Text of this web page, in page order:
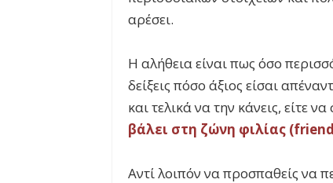
αρέσει.
Η αλήθεια είναι πως όσο
δείξεις πόσο άξιος είσαι
και τελικά να την κάνεις, είτε
βάλει στη ζώνη φιλίας (friend
Αντί λοιπόν να προσπαθείς να